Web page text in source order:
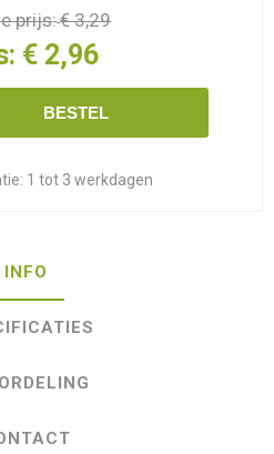
prijs:€ 3,29
€ 2,96
BESTEL
1 tot 3 werkdagen
INFO